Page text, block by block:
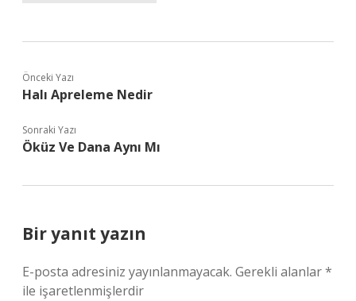
Önceki Yazı
Halı Apreleme Nedir
Sonraki Yazı
Öküz Ve Dana Aynı Mı
Bir yanıt yazın
E-posta adresiniz yayınlanmayacak. Gerekli alanlar*
ile işaretlenmişlerdir